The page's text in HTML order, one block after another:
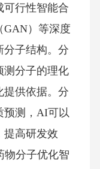
可行性智能合
GAN）等深度
分子结构。分
测分子的理化
提供依据。分
预测，AI可以
提高研发效
物分子优化智